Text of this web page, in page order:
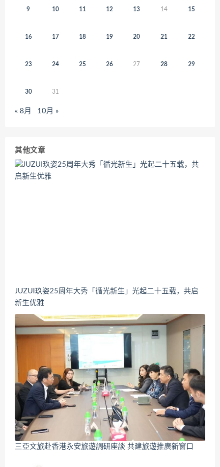
9 10 11 12 13 14 15
16 17 18 19 20 21 22
23 24 25 26 27 28 29
30 31
« 8月 10月 »
其他文章
JUZUI玖姿25周年大秀「循光新生」光起二十五载，共启
新生优雅
三亞文旅赴香港永安旅遊調研座談 共建旅遊推廣新窗口